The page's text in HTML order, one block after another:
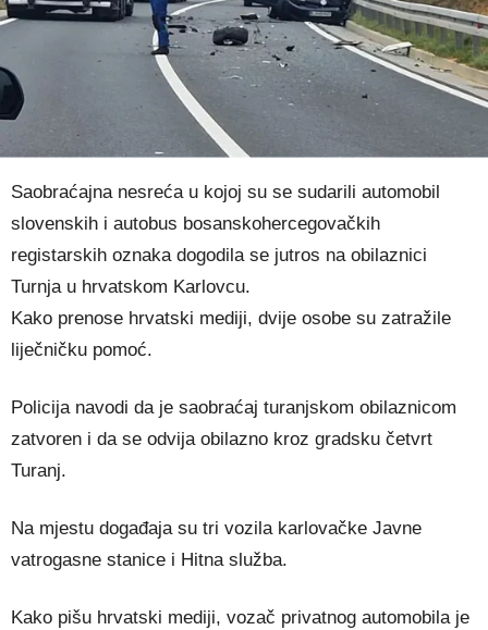
Saobraćajna nesreća u kojoj su se sudarili automobil
slovenskih i autobus bosanskohercegovačkih
registarskih oznaka dogodila se jutros na obilaznici
Turnja u hrvatskom Karlovcu.
Kako prenose hrvatski mediji, dvije osobe su zatražile
liječničku pomoć.
Policija navodi da je saobraćaj turanjskom obilaznicom
zatvoren i da se odvija obilazno kroz gradsku četvrt
Turanj.
Na mjestu događaja su tri vozila karlovačke Javne
vatrogasne stanice i Hitna služba.
Kako pišu hrvatski mediji, vozač privatnog automobila je